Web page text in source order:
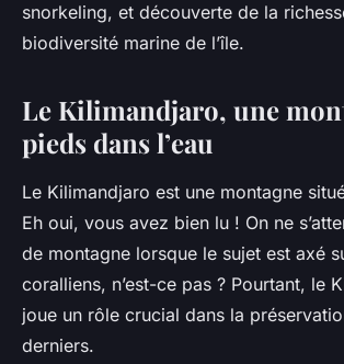
snorkeling, et découverte de la
biodiversité marine de l’île.
Le Kilimandjaro, une
pieds dans l’eau
Le Kilimandjaro est une montagne
Eh oui, vous avez bien lu ! On ne
de montagne lorsque le sujet est axé
coralliens, n’est-ce pas ? Pourtant, le
joue un rôle crucial dans la
derniers.